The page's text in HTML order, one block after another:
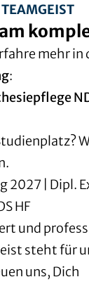
mehr in
:
2027 | Dipl.
HF
und
steht für
uns, Dich